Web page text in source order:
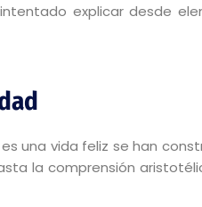
explicar desde
una vida feliz se han
la comprensión